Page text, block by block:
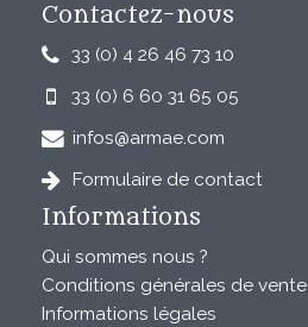
Contactez-nous
33 (0) 4 26 46 73 10
33 (0) 6 60 31 65 05
infos@armae.com
Formulaire de contact
Informations
Qui sommes nous ?
Conditions générales de vente
Informations légales